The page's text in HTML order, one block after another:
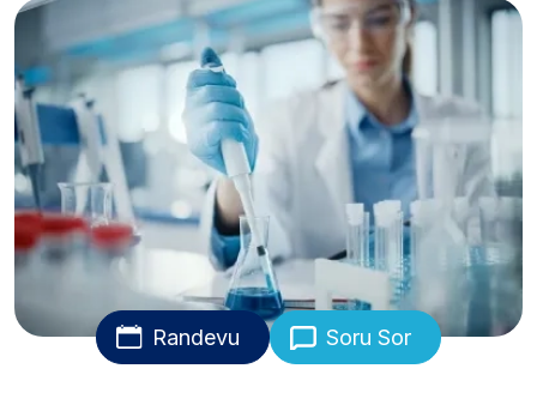
Randevu Soru Sor